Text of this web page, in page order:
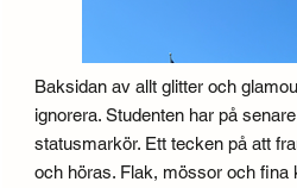
Baksidan av allt glitter och
ignorera. Studenten har på
statusmarkör. Ett tecken på att
och höras. Flak, mössor och fina